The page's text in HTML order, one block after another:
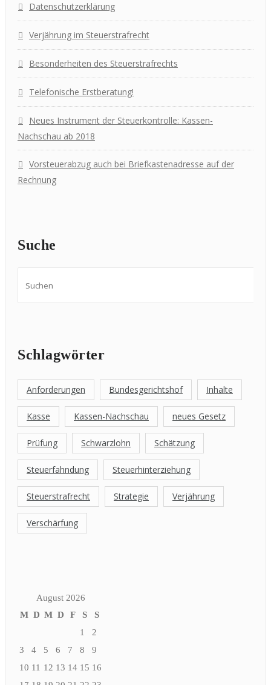
Datenschutzerklärung
Verjährung im Steuerstrafrecht
Besonderheiten des Steuerstrafrechts
Telefonische Erstberatung!
Neues Instrument der Steuerkontrolle: Kassen-
Nachschau ab 2018
Vorsteuerabzug auch bei Briefkastenadresse auf der
Rechnung
Suche
Schlagwörter
Anforderungen Bundesgerichtshof Inhalte
Kasse Kassen-Nachschau neues Gesetz
Prüfung Schwarzlohn Schätzung
Steuerfahndung Steuerhinterziehung
Steuerstrafrecht Strategie Verjährung
Verschärfung
August 2026
M D M D F S
S
1
2
3
4 5 6 7 8
9
10 11 12 13 14 15 16